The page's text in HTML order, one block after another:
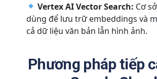
Vertex AI Vector Search: Cơ
dùng để lưu trữ embeddings và
cả dữ liệu văn bản lẫn hình ảnh.
Phương pháp tiếp